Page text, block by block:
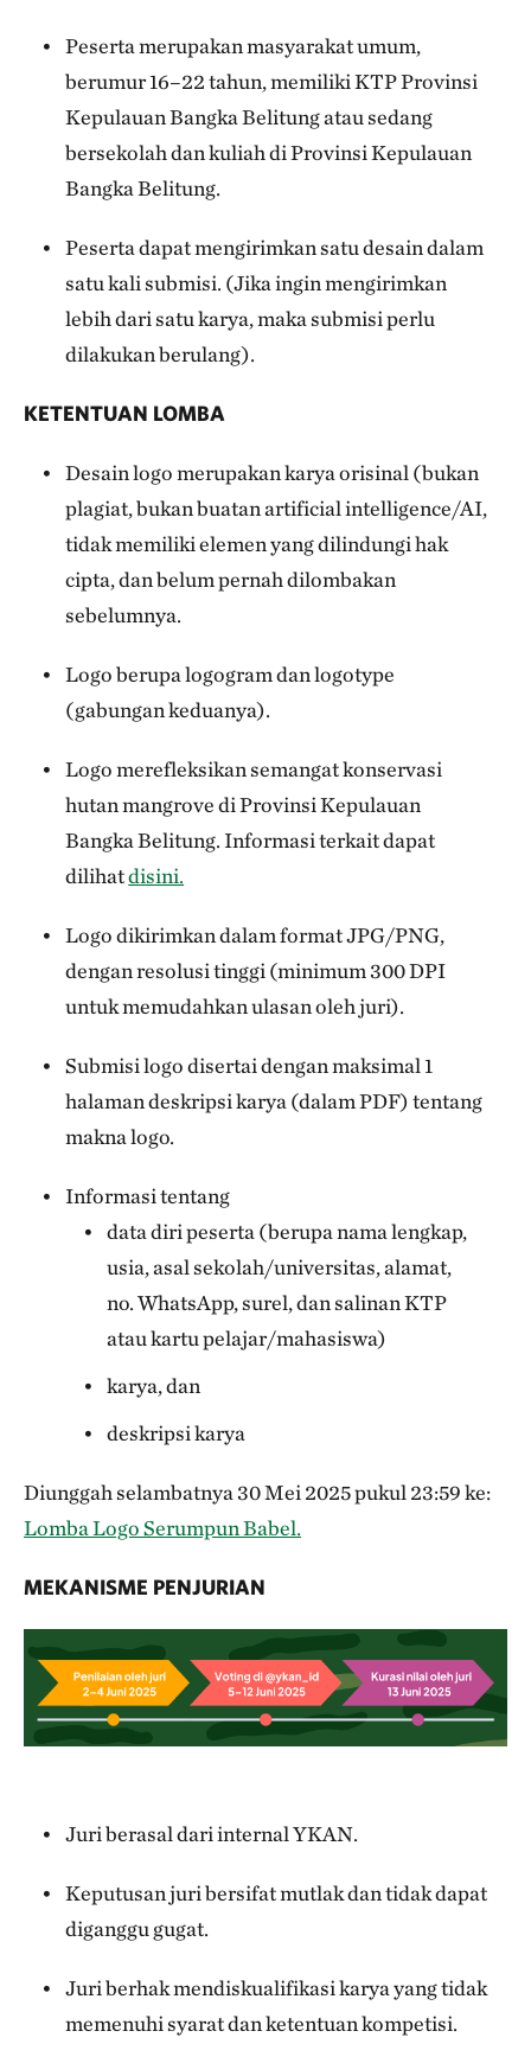
Peserta merupakan masyarakat umum,
berumur 16–22 tahun, memiliki KTP Provinsi
Kepulauan Bangka Belitung atau sedang
bersekolah dan kuliah di Provinsi Kepulauan
Bangka Belitung.
Peserta dapat mengirimkan satu desain dalam
satu kali submisi. (Jika ingin mengirimkan
lebih dari satu karya, maka submisi perlu
dilakukan berulang).
KETENTUAN LOMBA
Desain logo merupakan karya orisinal (bukan
plagiat, bukan buatan artificial intelligence/AI,
tidak memiliki elemen yang dilindungi hak
cipta, dan belum pernah dilombakan
sebelumnya.
Logo berupa logogram dan logotype
(gabungan keduanya).
Logo merefleksikan semangat konservasi
hutan mangrove di Provinsi Kepulauan
Bangka Belitung. Informasi terkait dapat
dilihatdisini.
Logo dikirimkan dalam format JPG/PNG,
dengan resolusi tinggi (minimum 300 DPI
untuk memudahkan ulasan oleh juri).
Submisi logo disertai dengan maksimal 1
halaman deskripsi karya (dalam PDF) tentang
makna logo.
Informasi tentang
data diri peserta (berupa nama lengkap,
usia, asal sekolah/universitas, alamat,
no. WhatsApp, surel, dan salinan KTP
atau kartu pelajar/mahasiswa)
karya, dan
deskripsi karya
Diunggah selambatnya 30 Mei 2025 pukul 23:59 ke:
Lomba Logo Serumpun Babel.
MEKANISME PENJURIAN
Juri berasal dari internal YKAN.
Keputusan juri bersifat mutlak dan tidak dapat
diganggu gugat.
Juri berhak mendiskualifikasi karya yang tidak
memenuhi syarat dan ketentuan kompetisi.